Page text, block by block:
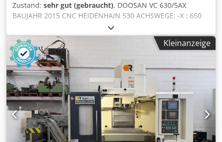
Zustand: sehr gut (gebraucht), DOOSAN VC 630/5AX
BAUJAHR 2015 CNC HEIDENHAIN 530 ACHSWEGE: -X : 650
mm -Y: 765 mm -Z: 520 mm -A: 150 (+30 -120º) –(0,001º) -C :
360º (0,001º) TISCH: -5 kontinuierliche Achsen -⌀ 630 mm -
Spindel-Tisch-Abstand: 210–730 mm -Max. zulässiges
Gewicht: 500 kg EILGÄNGE: - X: 40 m/min - Y: 40 m/min - Z:
36 m/min - A: 20º/min Djdezc Hm Uspfx Afuock - C: 30º/min
KUGELGEWINDETRIEBE: ⌀ 45 X 16 (X,Y), ⌀ 45 X 12 (Z) mm
ELEKTROSPINDEL ISO 40 DIN69871 (*neu, unbenutzt) -
Motorleistung (Dauer-30 min): 24/32 kW -Drehzahl: 20.000
INKLUSIVE OPTIONEN: -Glasmaßstäbe auf allen Achsen -
Werkzeugwechsler für 120 Werkzeuge -Automatischer 5-
fach Palettenwechsler -Renishaw Messtaster -
Kleinanzeige